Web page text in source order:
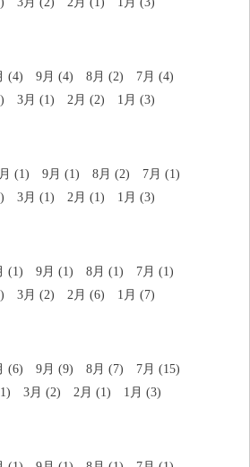
(4) 9月 (4) 8月 (2)
7月 (4)
3月 (1) 2月 (2) 1月 (3)
(1) 9月 (1) 8月 (2)
7月 (1)
3月 (1) 2月 (1) 1月 (3)
(1) 9月 (1) 8月 (1)
7月 (1)
3月 (2) 2月 (6) 1月 (7)
(6) 9月 (9) 8月 (7)
7月 (15)
3月 (2) 2月 (1) 1月 (3)